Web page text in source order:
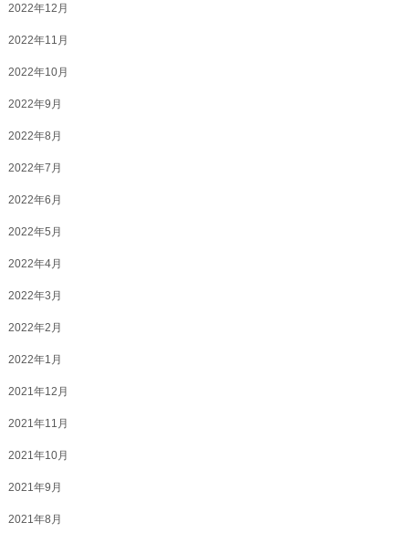
2022年12月
2022年11月
2022年10月
2022年9月
2022年8月
2022年7月
2022年6月
2022年5月
2022年4月
2022年3月
2022年2月
2022年1月
2021年12月
2021年11月
2021年10月
2021年9月
2021年8月